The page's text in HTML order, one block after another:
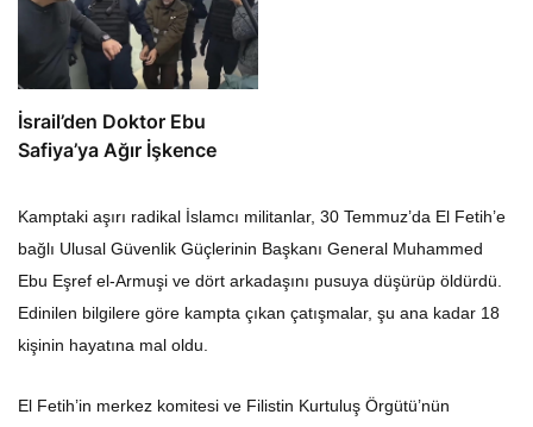
İsrail’den Doktor Ebu
Safiya’ya Ağır İşkence
Kamptaki aşırı radikal İslamcı militanlar, 30 Temmuz’da El Fetih’e
bağlı Ulusal Güvenlik Güçlerinin Başkanı General Muhammed
Ebu Eşref el-Armuşi ve dört arkadaşını pusuya düşürüp öldürdü.
Edinilen bilgilere göre kampta çıkan çatışmalar, şu ana kadar 18
kişinin hayatına mal oldu.
El Fetih’in merkez komitesi ve Filistin Kurtuluş Örgütü’nün